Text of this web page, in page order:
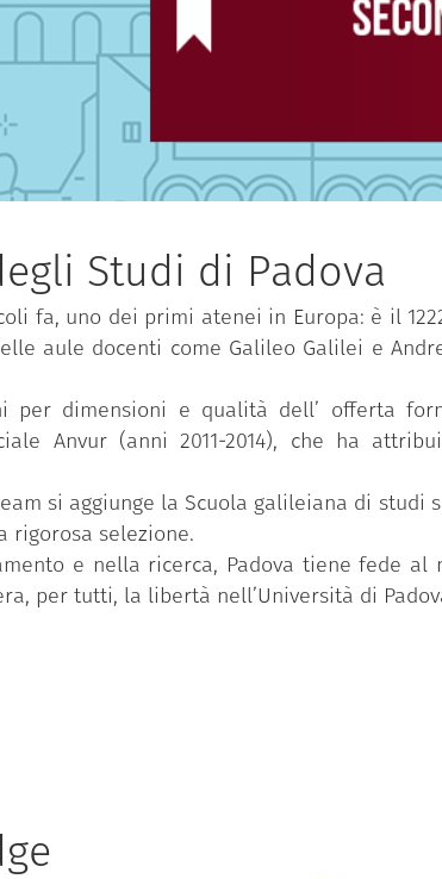
Studi di Padova
fa, uno dei primi atenei in Europa: è il
aule docenti come Galileo Galilei e
dimensioni e qualità dell’ offerta
Anvur (anni 2011-2014), che ha
si aggiunge la Scuola galileiana di studi
rigorosa selezione.
e nella ricerca, Padova tiene fede al
per tutti, la libertà nell’Università di